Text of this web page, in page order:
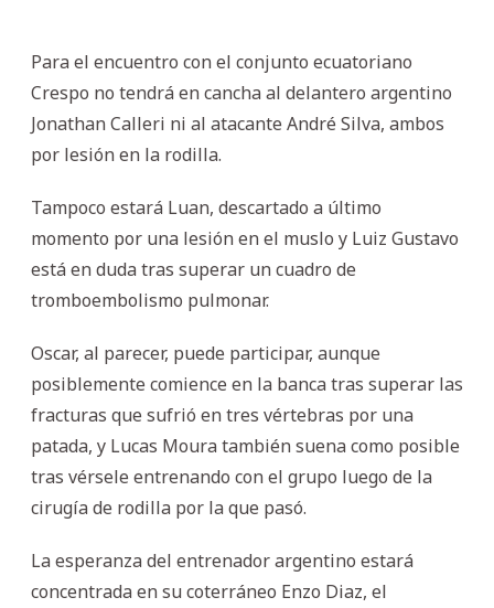
Para el encuentro con el conjunto ecuatoriano
Crespo no tendrá en cancha al delantero argentino
Jonathan Calleri ni al atacante André Silva, ambos
por lesión en la rodilla.
Tampoco estará Luan, descartado a último
momento por una lesión en el muslo y Luiz Gustavo
está en duda tras superar un cuadro de
tromboembolismo pulmonar.
Oscar, al parecer, puede participar, aunque
posiblemente comience en la banca tras superar las
fracturas que sufrió en tres vértebras por una
patada, y Lucas Moura también suena como posible
tras vérsele entrenando con el grupo luego de la
cirugía de rodilla por la que pasó.
La esperanza del entrenador argentino estará
concentrada en su coterráneo Enzo Diaz, el